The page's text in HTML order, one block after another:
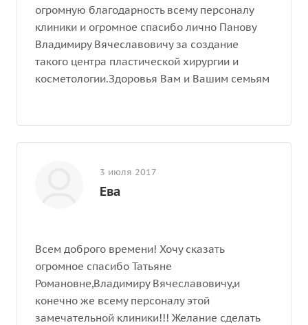
огромную благодарность всему персоналу
клиники и огромное спасибо лично Панову
Владимиру Вячеславовичу за создание
такого центра пластической хирургии и
косметологии.Здоровья Вам и Вашим семьям
3 июля 2017
Ева
Всем доброго времени! Хочу сказать
огромное спасибо Татьяне
Романовне,Владимиру Вячеславовичу,и
конечно же всему персоналу этой
замечательной клиники!!! Желание сделать